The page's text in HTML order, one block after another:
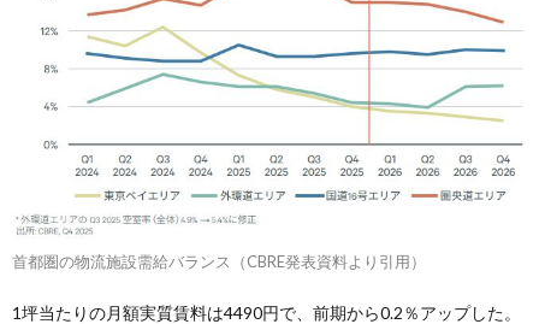
首都圏の物流施設需給バランス（CBRE発表資料より引用）
1坪当たりの月額実質賃料は4490円で、前期から0.2％アップした。